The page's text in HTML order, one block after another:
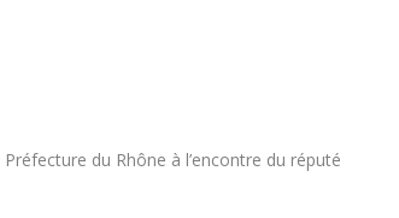
du Rhône à l’encontre du réputé